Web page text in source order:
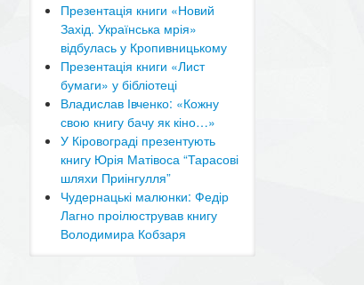
​Презентація книги «Новий
Захід. Українська мрія»
відбулась у Кропивницькому
Презентація книги «Лист
бумаги» у бібліотеці
Владислав Івченко: «Кожну
свою книгу бачу як кіно…»
У Кіровограді презентують
книгу Юрія Матівоса “Тарасові
шляхи Приінгулля”
Чудернацькі малюнки: Федір
Лагно проілюстрував книгу
Володимира Кобзаря